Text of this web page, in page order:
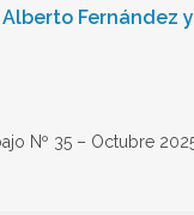
Fernández
Nº 35 – Octubre